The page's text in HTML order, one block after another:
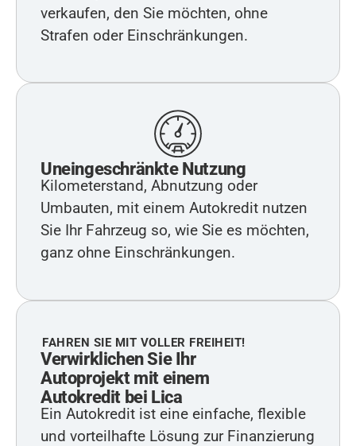
verkaufen, den Sie möchten, ohne
Strafen oder Einschränkungen.
Uneingeschränkte Nutzung
Kilometerstand, Abnutzung oder
Umbauten, mit einem Autokredit nutzen
Sie Ihr Fahrzeug so, wie Sie es möchten,
ganz ohne Einschränkungen.
FAHREN SIE MIT VOLLER FREIHEIT!
Verwirklichen Sie Ihr
Autoprojekt mit einem
Autokredit bei Lica
Ein Autokredit ist eine einfache, flexible
und vorteilhafte Lösung zur Finanzierung